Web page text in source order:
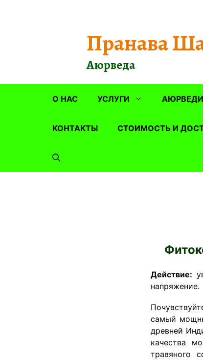
Пранава
Аюрведа
О НАС УСЛУГИ
КОНТАКТЫ СТОИМОСТЬ И
Действие:
напряжение.
самый
древней
качества
травяного